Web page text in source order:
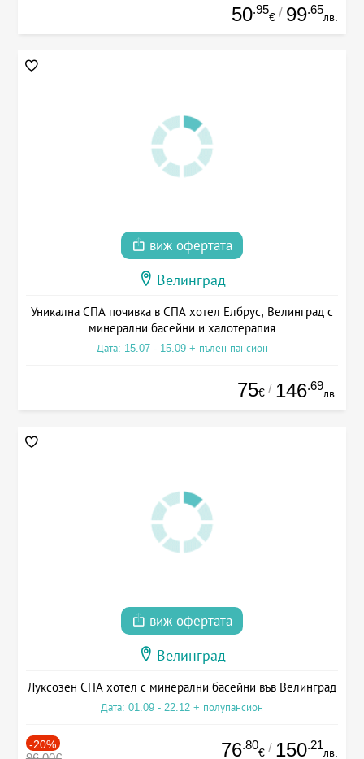
50.95
€ / 99.65
лв.
виж офертата
Велинград
Уникална СПА почивка в СПА хотел Елбрус, Велинград с
минерални басейни и халотерапия
Дата: 15.07 - 15.09 + пълен пансион
75€ / 146.69
лв.
виж офертата
Велинград
Луксозен СПА хотел с минерални басейни във Велинград
Дата: 01.09 - 22.12 + полупансион
-20% 76.80
€ / 150.21
лв.